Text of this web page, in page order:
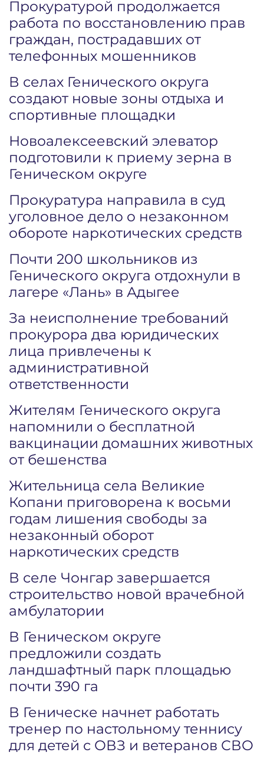
Прокуратурой продолжается
работа по восстановлению прав
граждан, пострадавших от
телефонных мошенников
В селах Генического округа
создают новые зоны отдыха и
спортивные площадки
Новоалексеевский элеватор
подготовили к приему зерна в
Геническом округе
Прокуратура направила в суд
уголовное дело о незаконном
обороте наркотических средств
Почти 200 школьников из
Генического округа отдохнули в
лагере «Лань» в Адыгее
За неисполнение требований
прокурора два юридических
лица привлечены к
административной
ответственности
Жителям Генического округа
напомнили о бесплатной
вакцинации домашних животных
от бешенства
Жительница села Великие
Копани приговорена к восьми
годам лишения свободы за
незаконный оборот
наркотических средств
В селе Чонгар завершается
строительство новой врачебной
амбулатории
В Геническом округе
предложили создать
ландшафтный парк площадью
почти 390 га
В Геническе начнет работать
тренер по настольному теннису
для детей с ОВЗ и ветеранов СВО